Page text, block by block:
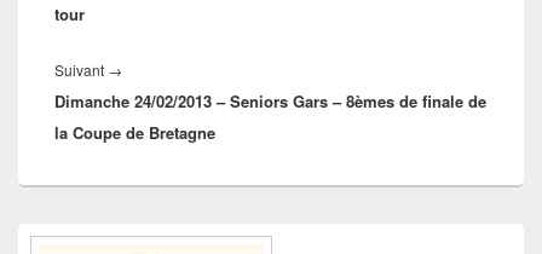
tour
Suivant →
suivant :
Dimanche 24/02/2013 – Seniors Gars – 8èmes de finale de
la Coupe de Bretagne
Zone